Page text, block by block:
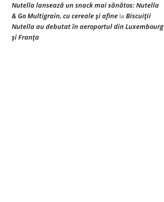
Nutella lansează un snack mai sănătos: Nutella
& Go Multigrain, cu cereale şi afine la Biscuiţii
Nutella au debutat în aeroportul din Luxembourg
şi Franţa